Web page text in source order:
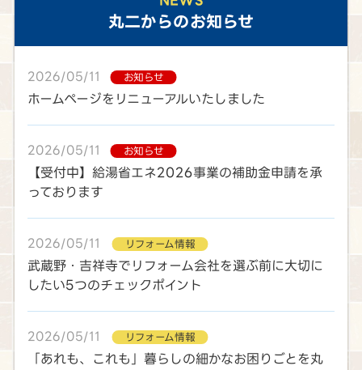
丸二からのお知らせ
2026/05/11 お知らせ
ホームページをリニューアルいたしました
2026/05/11 お知らせ
【受付中】給湯省エネ2026事業の補助金申請を承
っております
2026/05/11 リフォーム情報
武蔵野・吉祥寺でリフォーム会社を選ぶ前に大切に
したい5つのチェックポイント
2026/05/11 リフォーム情報
「あれも、これも」暮らしの細かなお困りごとを丸